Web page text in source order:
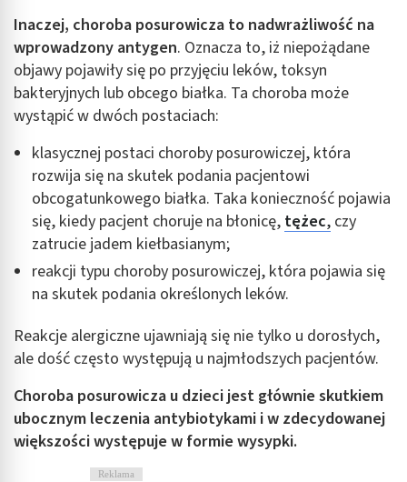
Inaczej, choroba posurowicza to nadwrażliwość na
wprowadzony antygen. Oznacza to, iż niepożądane
objawy pojawiły się po przyjęciu leków, toksyn
bakteryjnych lub obcego białka. Ta choroba może
wystąpić w dwóch postaciach:
klasycznej postaci choroby posurowiczej, która
rozwija się na skutek podania pacjentowi
obcogatunkowego białka. Taka konieczność pojawia
się, kiedy pacjent choruje na błonicę, tężec, czy
zatrucie jadem kiełbasianym;
reakcji typu choroby posurowiczej, która pojawia się
na skutek podania określonych leków.
Reakcje alergiczne ujawniają się nie tylko u dorosłych,
ale dość często występują u najmłodszych pacjentów.
Choroba posurowicza u dzieci jest głównie skutkiem
ubocznym leczenia antybiotykami i w zdecydowanej
większości występuje w formie wysypki.
Reklama